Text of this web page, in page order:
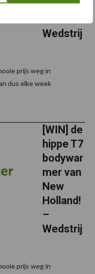
HOLLAN
Wedstrij
prijs weg in
dus elke week
[WIN] de
hippe T7
bodywar
mer van
New
Holland!
–
Wedstrij
prijs weg in